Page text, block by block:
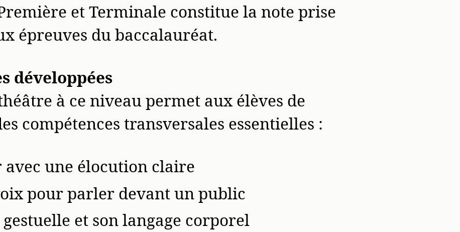
et Terminale constitue la note prise
épreuves du baccalauréat.
développées
à ce niveau permet aux élèves de
compétences transversales essentielles :
avec une élocution claire
pour parler devant un public
et son langage corporel